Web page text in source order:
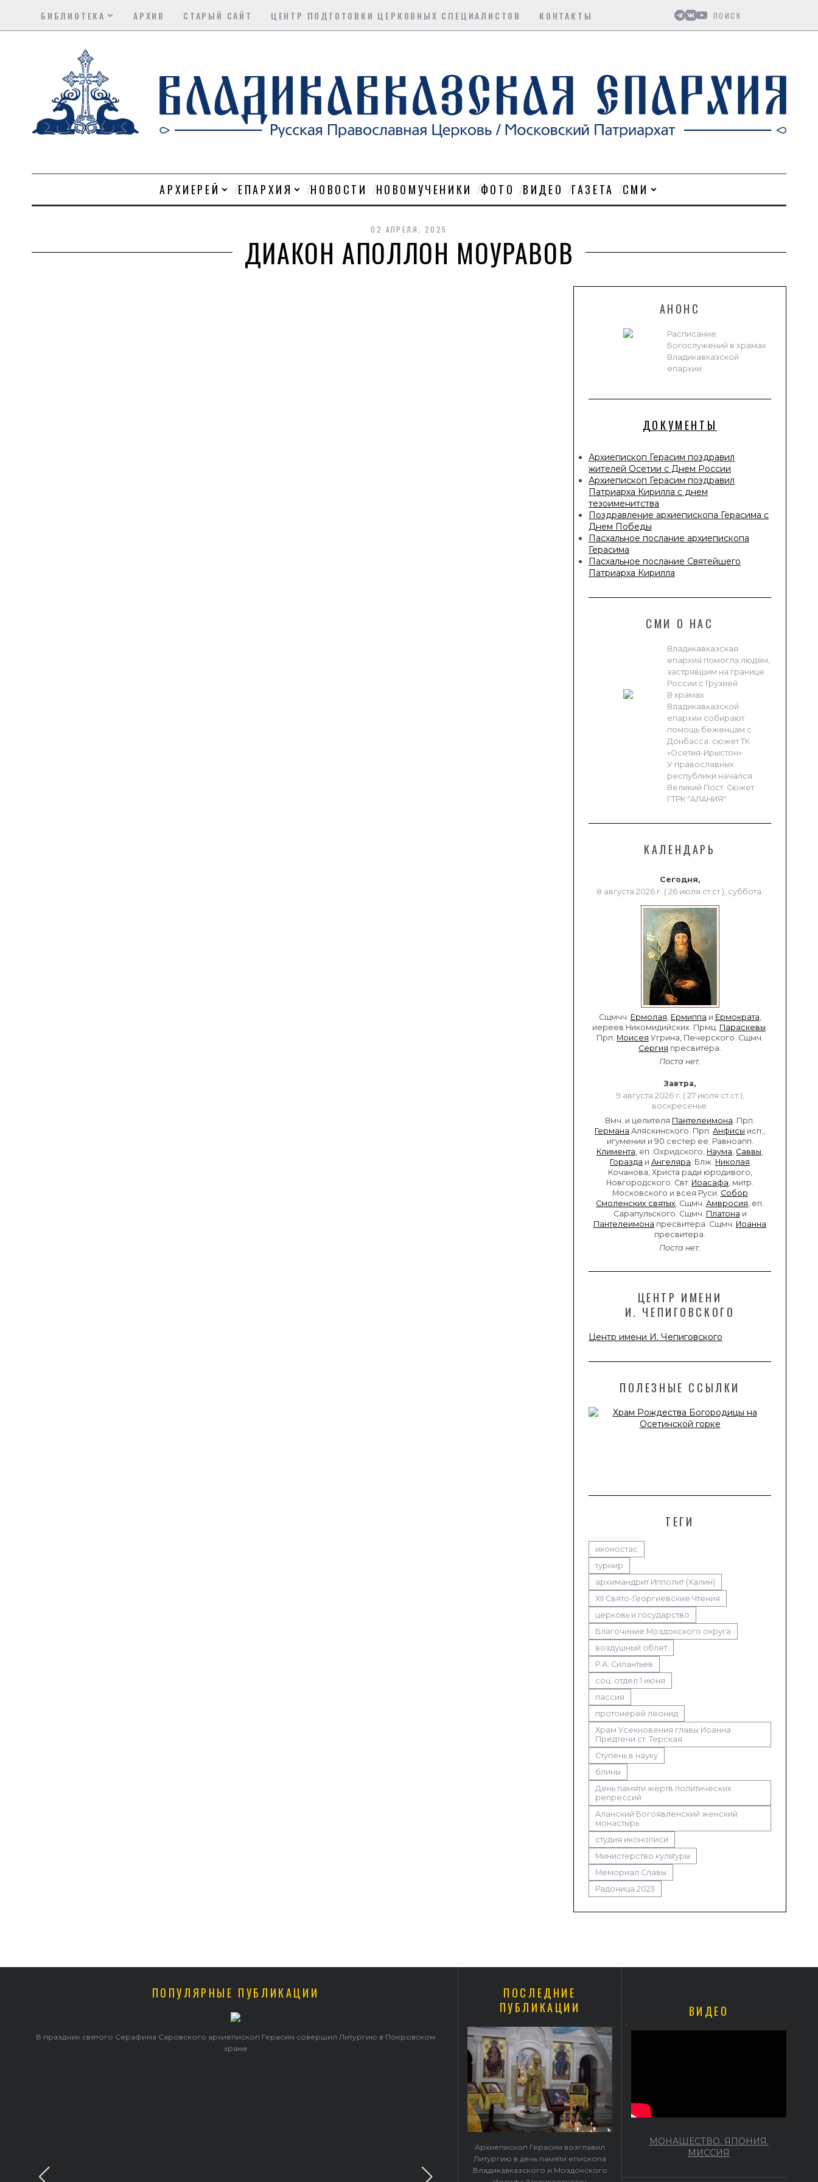
БИБЛИОТЕКА АРХИВ СТАРЫЙ САЙТ ЦЕНТР ПОДГОТОВКИ ЦЕРКОВНЫХ СПЕЦИАЛИСТОВ КОНТАКТЫ
АРХИЕРЕЙ ЕПАРХИЯ НОВОСТИ НОВОМУЧЕНИКИ ФОТО ВИДЕО ГАЗЕТА СМИ
02 АПРЕЛЯ, 2025
ДИАКОН АПОЛЛОН МОУРАВОВ
АНОНС
Расписание
Богослужений в храмах
Владикавказской
епархии
ДОКУМЕНТЫ
Архиепископ Герасим поздравил
жителей Осетии с Днем России
Архиепископ Герасим поздравил
Патриарха Кирилла с днем
тезоименитства
Поздравление архиепископа Герасима с
Днем Победы
Пасхальное послание архиепископа
Герасима
Пасхальное послание Святейшего
Патриарха Кирилла
СМИ О НАС
Владикавказская
епархия помогла людям,
застрявшим на границе
России с Грузией
В храмах
Владикавказской
епархии собирают
помощь беженцам с
Донбасса. сюжет ТК
«Осетия-Ирыстон»
У православных
республики начался
Великий Пост. Сюжет
ГТРК "АЛАНИЯ"
КАЛЕНДАРЬ
Сегодня,
8 августа 2026 г. ( 26 июля ст.ст.), суббота.
Сщмчч. Ермолая Ермиппа и Ермократа
иереев Никомидийских. Прмц. Параскевы
Прп. Моисея Угрина, Печерского. Сщмч.
Сергия пресвитера.
Поста нет.
Завтра,
9 августа 2026 г. ( 27 июля ст.ст.),
воскресенье.
Вмч. и целителя Пантелеимона . Прп.
Германа Аляскинского. Прп. Анфисы исп.,
игумении и 90 сестер ее. Равноапп.
Климента , еп. Охридского, Наума Саввы
Горазда и Ангеляра . Блж. Николая
Кочанова, Христа ради юродивого,
Новгородского. Свт. Иоасафа , митр.
Московского и всея Руси. Собор
Смоленских святых . Сщмч. Амвросия , еп.
Сарапульского. Сщмч. Платона и
Пантелеимона пресвитера. Сщмч. Иоанна
пресвитера.
Поста нет.
ЦЕНТР ИМЕНИ
И. ЧЕПИГОВСКОГО
Центр имени И. Чепиговского
ПОЛЕЗНЫЕ ССЫЛКИ
ТЕГИ
иконостас
турнир
архимандрит Ипполит (Халин)
XII Свято-Георгиевские Чтения
церковь и государство
Благочиние Моздокского округа
воздушный облет
Р.А. Силантьев
соц. отдел 1 июня
пассия
протоиерей леонид
Храм Усекновения главы Иоанна
Предтечи ст. Терская
Ступень в науку
блины
День памяти жертв политических
репрессий
Аланский Богоявленский женский
монастырь
студия иконописи
Министерство культуры
Мемориал Славы
Радоница 2023
ПОПУЛЯРНЫЕ ПУБЛИКАЦИИ
В праздник святого Серафима Саровского архиепископ Герасим совершил Литургию в Покровском
храме
ПОСЛЕДНИЕ
ПУБЛИКАЦИИ
Архиепископ Герасим возглавил
Литургию в день памяти епископа
Владикавказского и Моздокского
ВИДЕО
МОНАШЕСТВО. ЯПОНИЯ.
МИССИЯ